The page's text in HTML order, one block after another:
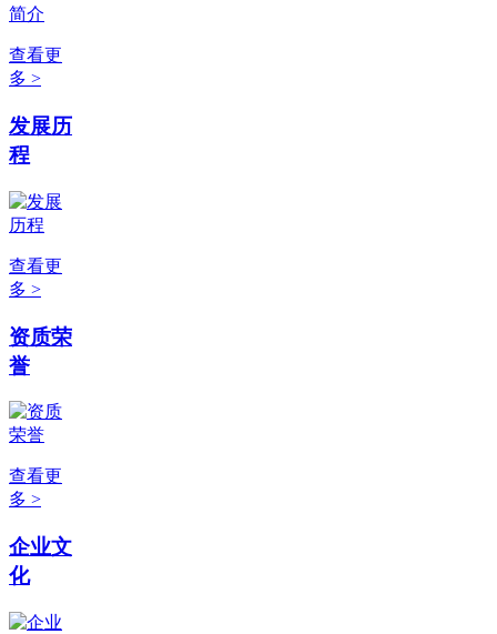
查看更
多 >
发展历
程
查看更
多 >
资质荣
誉
查看更
多 >
企业文
化